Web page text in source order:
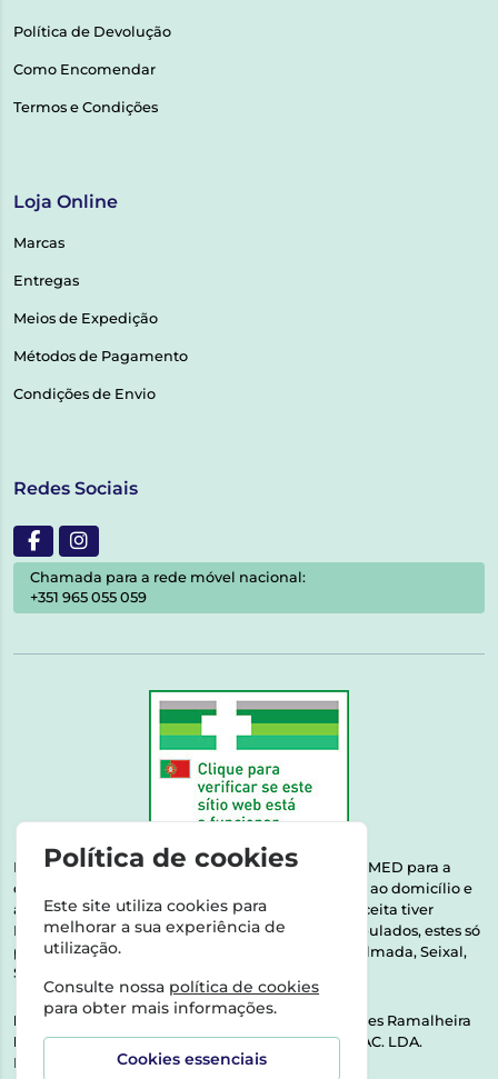
Política de Devolução
Como Encomendar
Termos e Condições
Loja Online
Marcas
Entregas
Meios de Expedição
Métodos de Pagamento
Condições de Envio
Redes Sociais
Chamada para a rede móvel nacional:
+351 965 055 059
Esta farmácia encontra-se autorizada pelo INFARMED para a
dispensa de medicamentos e produtos de saúde ao domicílio e
através da internet. Medicamentos | Se na sua receita tiver
MSRM, MNSRM, MSRMV ou Medicamentos Manipulados, estes só
podem ser entregues nos seguintes concelhos: Almada, Seixal,
Sesimbra, Oeiras e Lisboa.
Direção Técnica:
Dra. Raquel Alexandra Fernandes Ramalheira
NIPC:513064133 | ASPAS E NÚMEROS SOC. FARMAC. LDA.
Rua dos Castanheiros 5 AB Feijó2810-036 Almada
Política de cookies
Este site utiliza cookies para
melhorar a sua experiência de
utilização.
Consulte nossa política de cookies
para obter mais informações.
Cookies essenciais